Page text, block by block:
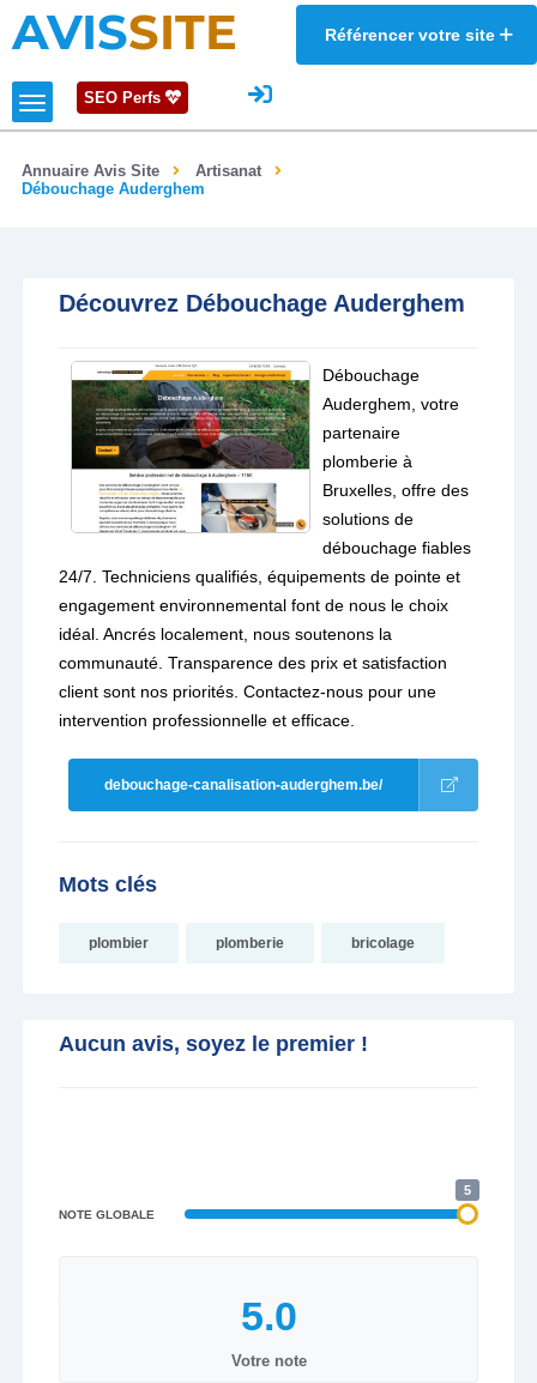
AVISSITE Référencer votre site
SEO Perfs
Annuaire Avis Site
Artisanat
Débouchage Auderghem
Découvrez Débouchage Auderghem
Débouchage
Auderghem, votre
partenaire
plomberie à
Bruxelles, offre des
solutions de
débouchage fiables
24/7. Techniciens qualifiés, équipements de pointe et
engagement environnemental font de nous le choix
idéal. Ancrés localement, nous soutenons la
communauté. Transparence des prix et satisfaction
client sont nos priorités. Contactez-nous pour une
intervention professionnelle et efficace.
debouchage-canalisation-auderghem.be/
Mots clés
plombier plomberie bricolage
Aucun avis, soyez le premier !
NOTE GLOBALE
5
Votre note